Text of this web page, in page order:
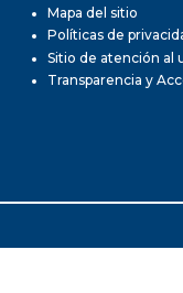
Mapa del sitio
Políticas de
Sitio de atención al
Transparencia y